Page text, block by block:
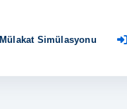
Mülakat Simülasyonu